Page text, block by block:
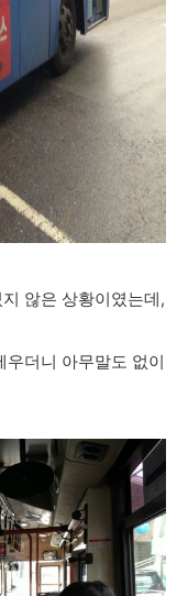
않은 상황이였는데,
우더니 아무말도 없이